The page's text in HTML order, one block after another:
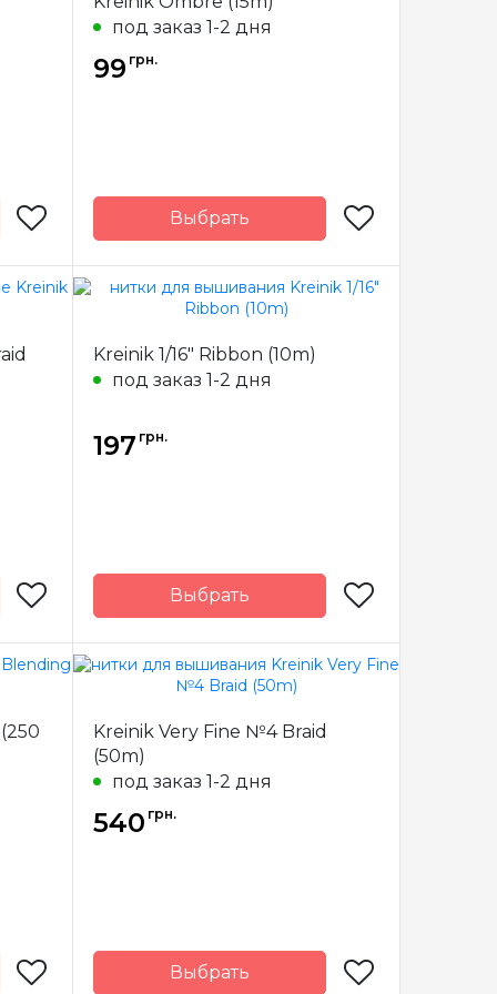
Состав
металлизированный
США
под заказ 1-2 дня
99 грн.
Выбрать
Бренд
Kreinik
Страна-
производитель
США
Метраж
Состав
металлизированный
США
10м.
Kreinik 1/16" Ribbon (10m)
под заказ 1-2 дня
197 грн.
Выбрать
Бренд
Kreinik
Страна-
производитель
США
Метраж
Состав
Kreinik Very Fine №4 Braid
(50m)
под заказ 1-2 дня
540 грн.
Выбрать